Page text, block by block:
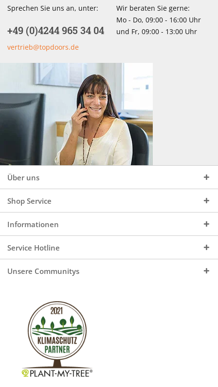
Sprechen Sie uns an, unter:
+49 (0)4244 965 34 04
vertrieb@topdoors.de
Wir beraten Sie gerne:
Mo - Do, 09:00 - 16:00 Uhr
und Fr, 09:00 - 13:00 Uhr
Über uns
Shop Service
Informationen
Service Hotline
Unsere Communitys